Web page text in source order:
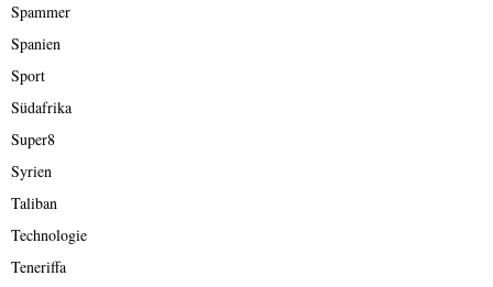
Spammer
Spanien
Sport
Südafrika
Super8
Syrien
Taliban
Technologie
Teneriffa